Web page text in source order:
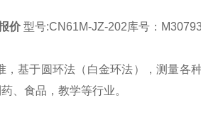
价型号:CN61M-JZ-202库号：
，基于圆环法（白金环法），测量各
、食品，教学等行业。